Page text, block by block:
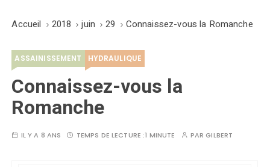
Accueil 2018 juin 29 Connaissez-vous la Romanche
ASSAINISSEMENT HYDRAULIQUE
Connaissez-vous la
Romanche
IL Y A 8 ANS TEMPS DE LECTURE :1 MINUTE PARGILBERT